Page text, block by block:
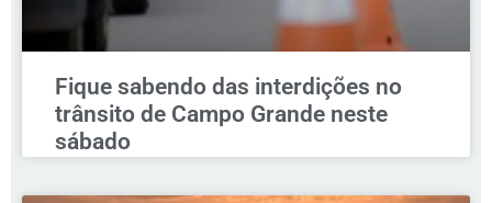
Fique sabendo das interdições no
trânsito de Campo Grande neste
sábado